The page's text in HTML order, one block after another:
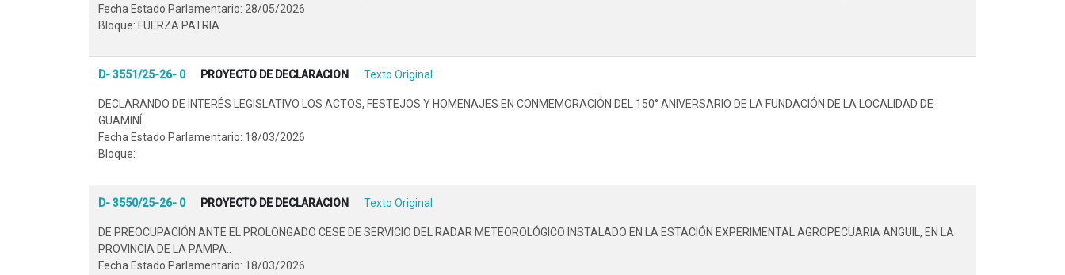
Fecha Estado Parlamentario: 28/05/2026
Bloque: FUERZA PATRIA
D- 3551/25-26- 0 PROYECTO DE DECLARACION Texto Original
DECLARANDO DE INTERÉS LEGISLATIVO LOS ACTOS, FESTEJOS Y HOMENAJES EN CONMEMORACIÓN DEL 150° ANIVERSARIO DE LA FUNDACIÓN DE LA LOCALIDAD DE
GUAMINÍ..
Fecha Estado Parlamentario: 18/03/2026
Bloque:
D- 3550/25-26- 0 PROYECTO DE DECLARACION Texto Original
DE PREOCUPACIÓN ANTE EL PROLONGADO CESE DE SERVICIO DEL RADAR METEOROLÓGICO INSTALADO EN LA ESTACIÓN EXPERIMENTAL AGROPECUARIA ANGUIL, EN LA
PROVINCIA DE LA PAMPA..
Fecha Estado Parlamentario: 18/03/2026